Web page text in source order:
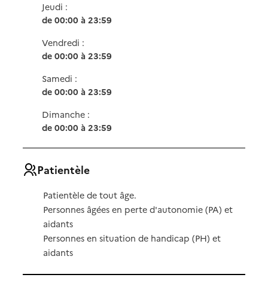
Jeudi :
de 00:00 à 23:59
Vendredi :
de 00:00 à 23:59
Samedi :
de 00:00 à 23:59
Dimanche :
de 00:00 à 23:59
Patientèle
Patientèle de tout âge.
Personnes âgées en perte d'autonomie (PA) et
aidants
Personnes en situation de handicap (PH) et
aidants